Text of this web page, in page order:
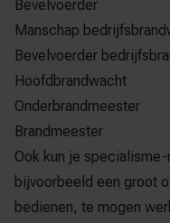
Bevelvoerder
Manschap
Bevelvoerder
Hoofdbrandwacht
Onderbrandmeester
Brandmeester
Ook kun je specialisme-
bijvoorbeeld een groot
bedienen, te mogen